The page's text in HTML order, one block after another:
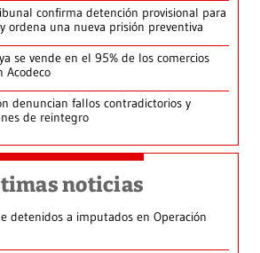
confirma detención provisional para
ordena una nueva prisión preventiva
se vende en el 95% de los comercios
Acodeco
denuncian fallos contradictorios y
de reintegro
noticias
detenidos a imputados en Operación